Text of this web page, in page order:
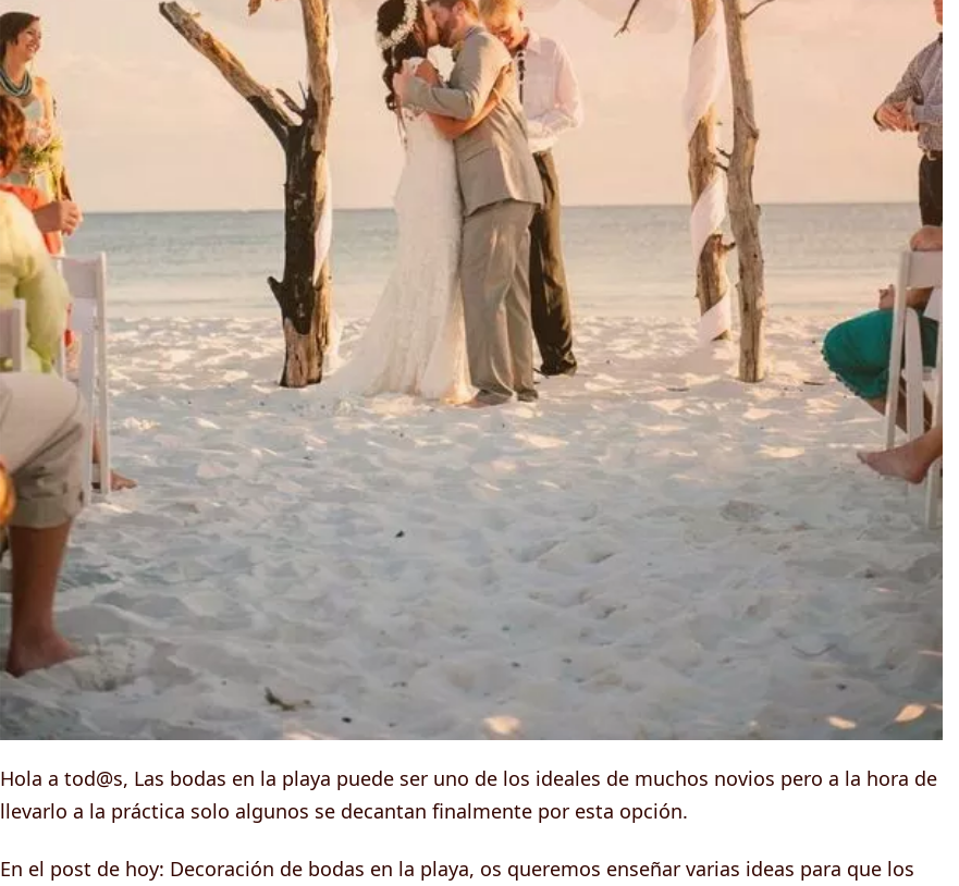
Hola a tod@s, Las bodas en la playa puede ser uno de los ideales de muchos novios pero a la hora de
llevarlo a la práctica solo algunos se decantan finalmente por esta opción.
En el post de hoy: Decoración de bodas en la playa, os queremos enseñar varias ideas para que los